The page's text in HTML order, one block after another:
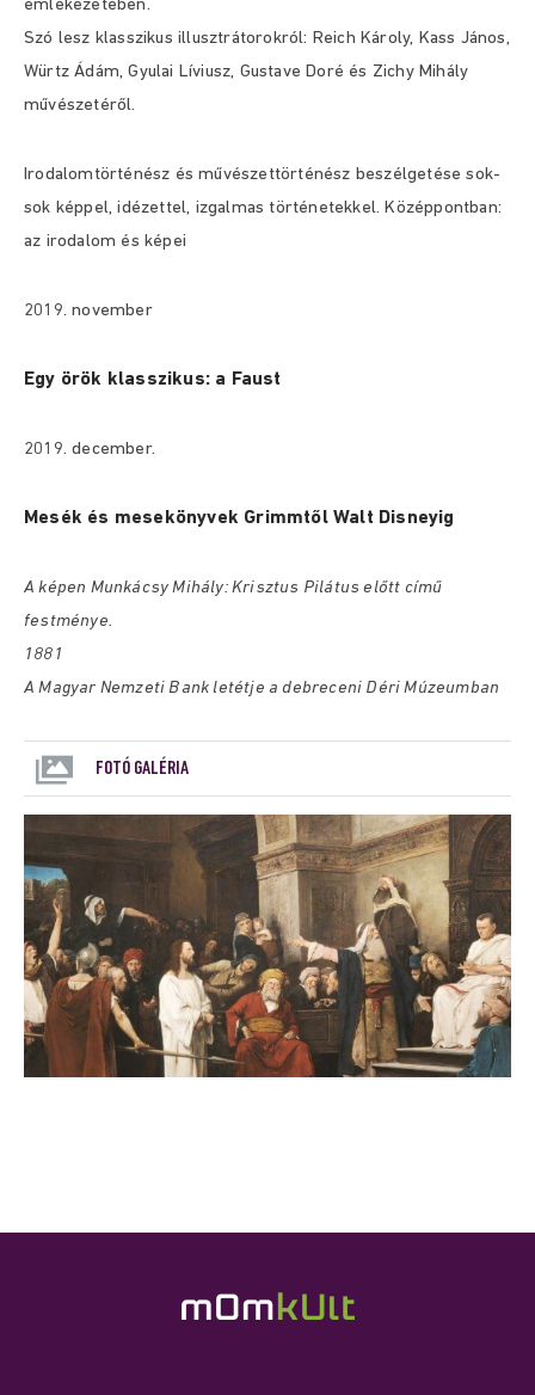
emlékezetében.
Szó lesz klasszikus illusztrátorokról: Reich Károly, Kass János,
Würtz Ádám, Gyulai Líviusz, Gustave Doré és Zichy Mihály
művészetéről.
Irodalomtörténész és művészettörténész beszélgetése sok-
sok képpel, idézettel, izgalmas történetekkel. Középpontban:
az irodalom és képei
2019. november
Egy örök klasszikus: a Faust
2019. december.
Mesék és mesekönyvek Grimmtől Walt Disneyig
A képen Munkácsy Mihály: Krisztus Pilátus előtt című
festménye.
1881
A Magyar Nemzeti Bank letétje a debreceni Déri Múzeumban
FOTÓ GALÉRIA